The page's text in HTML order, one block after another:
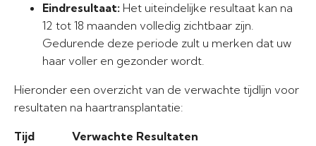
Eindresultaat: Het uiteindelijke resultaat kan na
12 tot 18 maanden volledig zichtbaar zijn.
Gedurende deze periode zult u merken dat uw
haar voller en gezonder wordt.
Hieronder een overzicht van de verwachte tijdlijn voor
resultaten na haartransplantatie:
Tijd
Verwachte Resultaten